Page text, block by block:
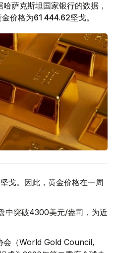
哈萨克斯坦国家银行的数据，
价格为61 444.62坚戈。
戈。因此，黄金价格在一周
中突破4300美元/盎司，为近
会（World Gold Council,